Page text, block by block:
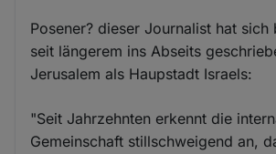
Posener? dieser Journalist hat sich
seit längerem ins Abseits
Jerusalem als Haupstadt Israels:
"Seit Jahrzehnten erkennt die
Gemeinschaft stillschweigend an,